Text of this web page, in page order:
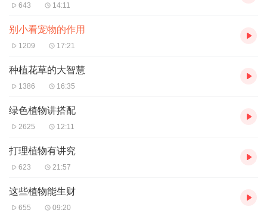
643 14:11
别小看宠物的作用
1209 17:21
种植花草的大智慧
1386 16:35
绿色植物讲搭配
2625 12:11
打理植物有讲究
623 21:57
这些植物能生财
655 09:20